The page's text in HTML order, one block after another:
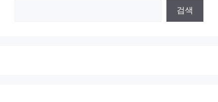
검색